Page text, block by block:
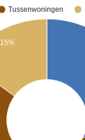
Tussenwoningen
15%